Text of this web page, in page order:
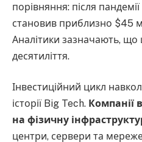
порівняння: після
становив приблизно $45
Аналітики зазначають, що
десятиліття.
Інвестиційний цикл
історії Big Tech. Компанії
на фізичну
центри, сервери та